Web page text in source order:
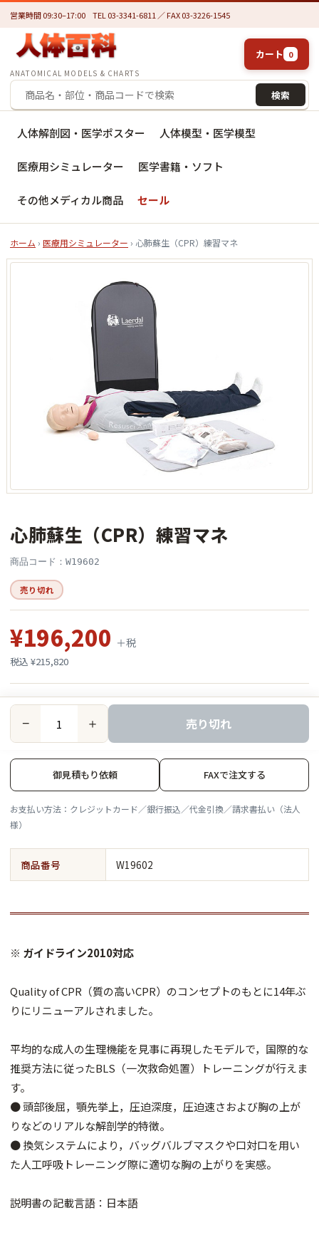
営業時間 09:30–17:00 TEL 03-3341-6811 ／ FAX 03-3226-1545
ANATOMICAL MODELS & CHARTS
検索
カート 0
人体解剖図・医学ポスター 人体模型・医学模型
医療用シミュレーター 医学書籍・ソフト
その他メディカル商品 セール
ホーム › 医療用シミュレーター › 心肺蘇生（CPR）練習マネ
心肺蘇生（CPR）練習マネ
商品コード：W19602
売り切れ
¥196,200 ＋税
税込 ¥215,820
− ＋ 売り切れ
御見積もり依頼 FAXで注文する
お支払い方法：クレジットカード／銀行振込／代金引換／請求書払い（法人
様）
商品番号 W19602
※ ガイドライン2010対応
Quality of CPR（質の高いCPR）のコンセプトのもとに14年ぶ
りにリニューアルされました。
平均的な成人の生理機能を見事に再現したモデルで，国際的な
推奨方法に従ったBLS（一次救命処置）トレーニングが行えま
す。
● 頭部後屈，顎先挙上，圧迫深度，圧迫速さおよび胸の上が
りなどのリアルな解剖学的特徴。
● 換気システムにより，バッグバルブマスクや口対口を用い
た人工呼吸トレーニング際に適切な胸の上がりを実感。
説明書の記載言語：日本語